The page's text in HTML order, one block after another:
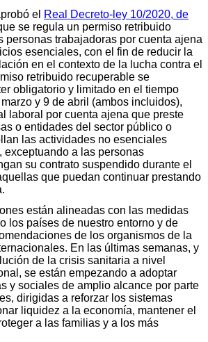
el Real Decreto-ley 10/2020, de
se regula un permiso retribuido
personas trabajadoras por cuenta ajena
esenciales, con el fin de reducir la
en el contexto de la lucha contra el
retribuido recuperable se
obligatorio y limitado en el tiempo
y 9 de abril (ambos incluidos),
laboral por cuenta ajena que preste
o entidades del sector público o
las actividades no esenciales
exceptuando a las personas
su contrato suspendido durante el
que puedan continuar prestando
están alineadas con las medidas
los países de nuestro entorno y de
de los organismos de la
En las últimas semanas, y
de la crisis sanitaria a nivel
se están empezando a adoptar
y sociales de amplio alcance por parte
dirigidas a reforzar los sistemas
liquidez a la economía, mantener el
a las familias y a los más